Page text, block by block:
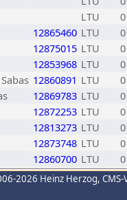
LTU
0
12865460 LTU
0
12875015 LTU
0
12853968 LTU
0
12860891 LTU
0
12869783 LTU
0
12872253 LTU
0
12813273 LTU
0
12873748 LTU
0
12860700 LTU 0
2026 Heinz Herzog,